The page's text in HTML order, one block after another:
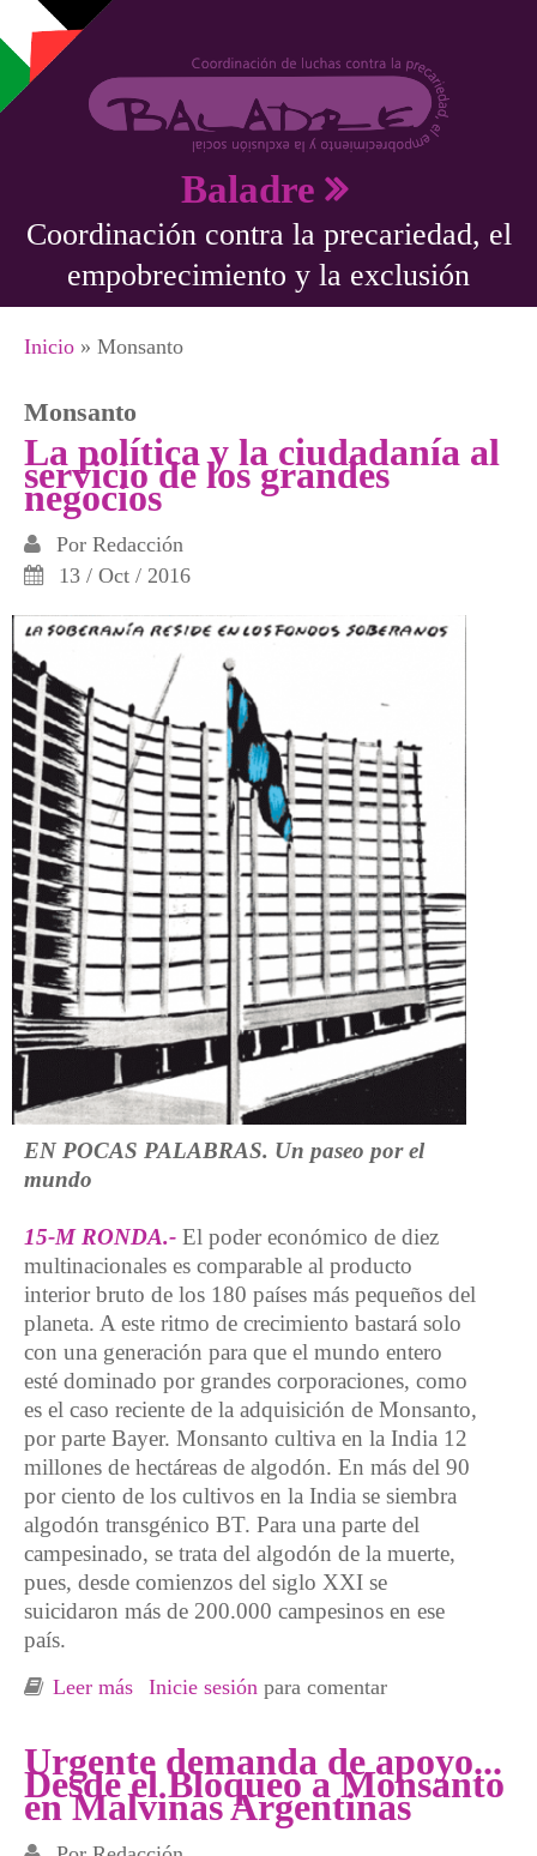
Pasar al contenido principal
Baladre
Coordinación contra la precariedad, el
empobrecimiento y la exclusión
Se encuentra usted aquí
Inicio » Monsanto
Monsanto
La política y la ciudadanía al
servicio de los grandes
negocios
Por Redacción
13 / Oct / 2016
EN POCAS PALABRAS. Un paseo por el
mundo
15-M RONDA.- El poder económico de diez
multinacionales es comparable al producto
interior bruto de los 180 países más pequeños del
planeta. A este ritmo de crecimiento bastará solo
con una generación para que el mundo entero
esté dominado por grandes corporaciones, como
es el caso reciente de la adquisición de Monsanto,
por parte Bayer. Monsanto cultiva en la India 12
millones de hectáreas de algodón. En más del 90
por ciento de los cultivos en la India se siembra
algodón transgénico BT. Para una parte del
campesinado, se trata del algodón de la muerte,
pues, desde comienzos del siglo XXI se
suicidaron más de 200.000 campesinos en ese
país.
Leer más sobre La política y la ciudadanía al servicio
Inicie sesión para comentar
Urgente demanda de apoyo...
Desde el Bloqueo a Monsanto
en Malvinas Argentinas